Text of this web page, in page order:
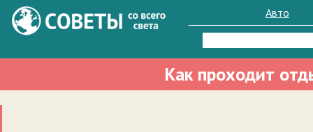
Авто
Найти:
Как проходит